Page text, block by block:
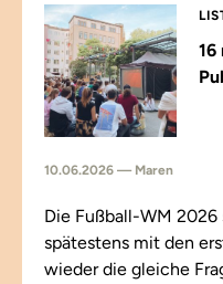
16
10.06.2026 — Maren
Die Fußball-WM 2026
spätestens mit den
wieder die gleiche